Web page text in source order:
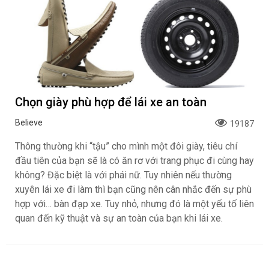
Chọn giày phù hợp để lái xe an toàn
Believe 19187
Thông thường khi “tậu” cho mình một đôi giày, tiêu chí
đầu tiên của bạn sẽ là có ăn rơ với trang phục đi cùng hay
không? Đặc biệt là với phái nữ. Tuy nhiên nếu thường
xuyên lái xe đi làm thì bạn cũng nên cân nhắc đến sự phù
hợp với… bàn đạp xe. Tuy nhỏ, nhưng đó là một yếu tố liên
quan đến kỹ thuật và sự an toàn của bạn khi lái xe.